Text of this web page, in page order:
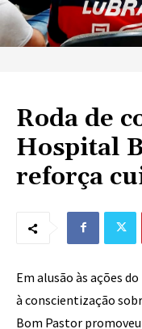
Roda de
Hospital
reforça
Em alusão às ações
à conscientização
Bom Pastor promoveu